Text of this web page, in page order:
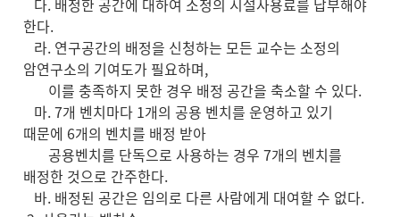
다. 배정한 공간에 대하여 소정의 시설사용료를 납부해야
한다.
라. 연구공간의 배정을 신청하는 모든 교수는 소정의
암연구소의 기여도가 필요하며,
이를 충족하지 못한 경우 배정 공간을 축소할 수 있다.
마. 7개 벤치마다 1개의 공용 벤치를 운영하고 있기
때문에 6개의 벤치를 배정 받아
공용벤치를 단독으로 사용하는 경우 7개의 벤치를
배정한 것으로 간주한다.
바. 배정된 공간은 임의로 다른 사람에게 대여할 수 없다.